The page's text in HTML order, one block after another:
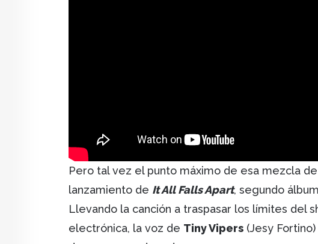
Pero tal vez el punto máximo de esa mezcla
lanzamiento de It All Falls Apart, segundo
Llevando la canción a traspasar los límites del
electrónica, la voz de Tiny Vipers (Jesy